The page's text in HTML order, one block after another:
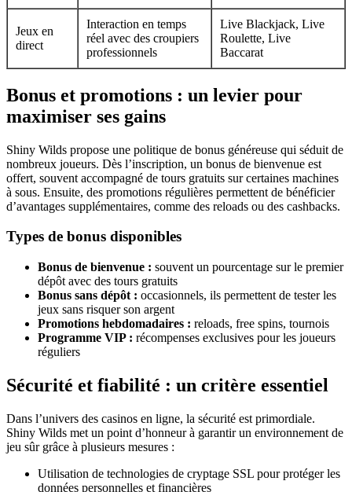
Jeux en
direct
Interaction en temps
réel avec des croupiers
professionnels
Live Blackjack, Live
Roulette, Live
Baccarat
Bonus et promotions : un levier pour
maximiser ses gains
Shiny Wilds propose une politique de bonus généreuse qui séduit de
nombreux joueurs. Dès l’inscription, un bonus de bienvenue est
offert, souvent accompagné de tours gratuits sur certaines machines
à sous. Ensuite, des promotions régulières permettent de bénéficier
d’avantages supplémentaires, comme des reloads ou des cashbacks.
Types de bonus disponibles
Bonus de bienvenue : souvent un pourcentage sur le premier
dépôt avec des tours gratuits
Bonus sans dépôt : occasionnels, ils permettent de tester les
jeux sans risquer son argent
Promotions hebdomadaires : reloads, free spins, tournois
Programme VIP : récompenses exclusives pour les joueurs
réguliers
Sécurité et fiabilité : un critère essentiel
Dans l’univers des casinos en ligne, la sécurité est primordiale.
Shiny Wilds met un point d’honneur à garantir un environnement de
jeu sûr grâce à plusieurs mesures :
Utilisation de technologies de cryptage SSL pour protéger les
données personnelles et financières